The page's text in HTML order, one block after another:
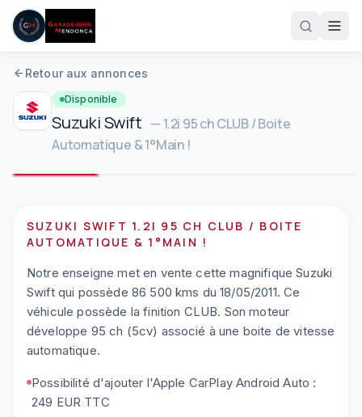
Aller au contenu principal
05 61 83 78 05
Retour aux annonces
Disponible
SuzukiSwift — 1.2i 95 ch CLUB / Boite
Automatique & 1°Main !
Plein écran
SUZUKI SWIFT 1.2I 95 CH CLUB / BOITE
AUTOMATIQUE & 1°MAIN !
Notre enseigne met en vente cette magnifique Suzuki
Swift qui possède 86 500 kms du 18/05/2011. Ce
véhicule possède la finition CLUB. Son moteur
développe 95 ch (5cv) associé à une boite de vitesse
automatique.
Possibilité d'ajouter l'Apple CarPlay Android Auto :
249 EUR TTC